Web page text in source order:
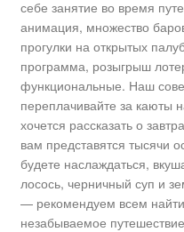
себе занятие во время
анимация, множество
прогулки на открытых
программа, розыгрыш
функциональные. Наш
переплачивайте за каюты
хочется рассказать о
вам представятся тысячи
будете наслаждаться,
лосось, черничный суп и
— рекомендуем всем найти
незабываемое